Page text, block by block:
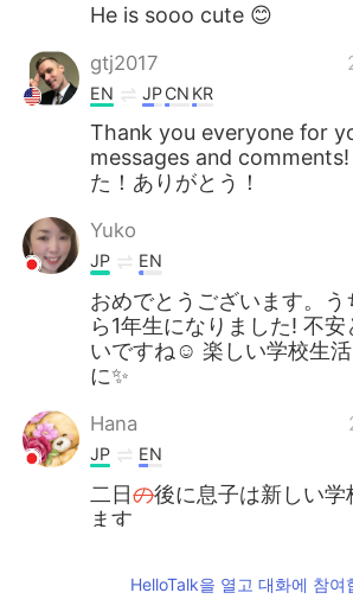
He is sooo cute 😊
gtj2017
EN JPCN KR
Thank you everyone for
messages and comments!
た！ありがとう！
Yuko
JP EN
おめでとうございます。
ら1年生になりました! 不
いですね☺️ 楽しい学校生
に✨
Hana
JP EN
二日の後に息子は新しい学
ます
HelloTalk을 열고 대화에 참여